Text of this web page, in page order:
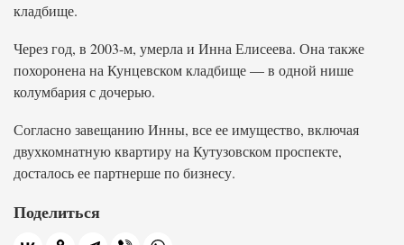
кладбище.
Через год, в 2003-м, умерла и Инна Елисеева. Она также
похоронена на Кунцевском кладбище — в одной нише
колумбария с дочерью.
Согласно завещанию Инны, все ее имущество, включая
двухкомнатную квартиру на Кутузовском проспекте,
досталось ее партнерше по бизнесу.
Поделиться